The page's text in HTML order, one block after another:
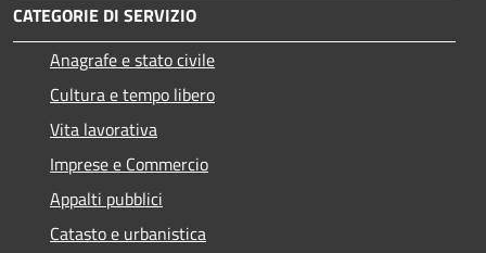
CATEGORIE DI SERVIZIO
Anagrafe e stato civile
Cultura e tempo libero
Vita lavorativa
Imprese e Commercio
Appalti pubblici
Catasto e urbanistica